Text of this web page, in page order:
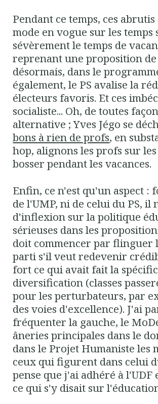
Pendant ce temps, ces
mode en vogue sur les
sévèrement le temps de
reprenant une proposition
désormais, dans le
également, le PS avalise la
électeurs favoris. Et ces
socialiste... Oh, de toutes
alternative ; Yves Jégo se
bons à rien de profs, en
hop, alignons les profs sur
bosser pendant les vacances.
Enfin, ce n'est qu'un aspect :
de l'UMP, ni de celui du PS,
d'inflexion sur la politique
sérieuses dans les
doit commencer par flinguer
parti s'il veut redevenir
fort ce qui avait fait la
diversification (classes
pour les perturbateurs, par
des voies d'excellence). J'ai
fréquenter la gauche, le
âneries principales dans le
dans le Projet Humaniste les
ceux qui figurent dans celui
pense que j'ai adhéré à
ce qui s'y disait sur